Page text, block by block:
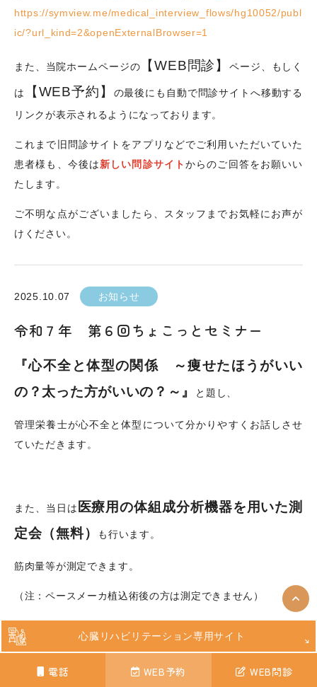
心臓リハビリテーション専用サイト
電話 WEB予約 WEB問診
https://symview.me/medical_interview_flows/hg10052/publ
ic/?url_kind=2&openExternalBrowser=1
また、当院ホームページの 【WEB問診】ページ、もしく
は 【WEB予約】
の最後にも自動で問診サイトへ移動する
リンクが表示されるようになっております。
これまで旧問診サイトをアプリなどでご利用いただいていた
患者様も、今後は新しい問診サイトからのご回答をお願いい
たします。
ご不明な点がございましたら、スタッフまでお気軽にお声が
けください。
2025.10.07 お知らせ
令和７年 第６回ちょこっとセミナー
『心不全と体型の関係 ～痩せたほうがいい
の？太った方がいいの？～』
と題し、
管理栄養士が心不全と体型について分かりやすくお話しさせ
ていただきます。
また、当日は 医療用の体組成分析機器を用いた測
定会（無料）
も行います。
筋肉量等が測定できます。
（注：ペースメーカ植込術後の方は測定できません）
先着順になりますので、ご興味ありましたらこの機会にぜひ
ご参加ください。